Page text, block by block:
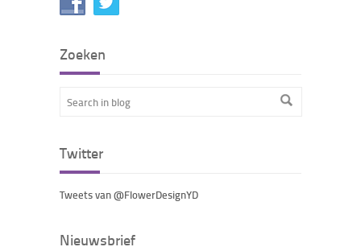
Zoeken
Twitter
Tweets van @FlowerDesignYD
Nieuwsbrief